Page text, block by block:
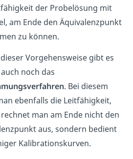
der Probelösung mit
am Ende den Äquivalenzpunkt
zu können.
Vorgehensweise gibt es
noch das
. Bei diesem
ebenfalls die Leitfähigkeit,
man am Ende nicht den
aus, sondern bedient
Kalibrationskurven.